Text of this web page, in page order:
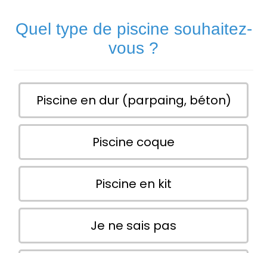
Quel type de piscine souhaitez-
vous ?
Piscine en dur (parpaing, béton)
Piscine coque
Piscine en kit
Je ne sais pas